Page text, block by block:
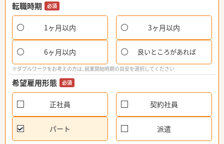
転職時期 必須
1ヶ月以内 3ヶ月以内
6ヶ月以内 良いところがあれば
※ダブルワークをお考えの方は、就業開始時期の目安を選択してください
希望雇用形態 必須
正社員 契約社員
パート 派遣